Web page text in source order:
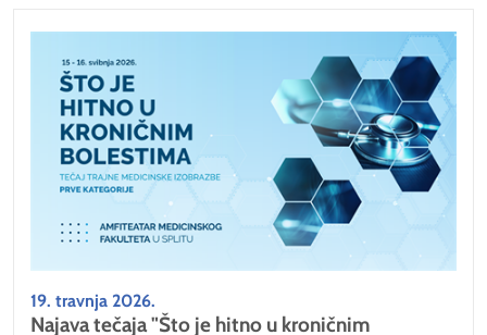
19. travnja 2026.
Najava tečaja "Što je hitno u kroničnim